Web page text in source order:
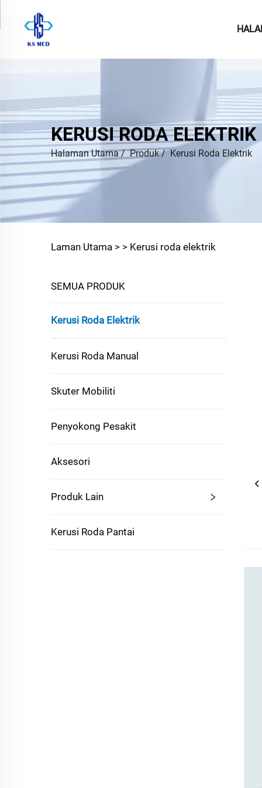
KERUSI RODA ELEKTRIK
Halaman Utama/Produk/ Kerusi Roda Elektrik
Laman Utama > > Kerusi roda elektrik
SEMUA PRODUK
Kerusi Roda Elektrik
Kerusi Roda Manual
Skuter Mobiliti
Penyokong Pesakit
Aksesori
Produk Lain
Kerusi Roda Pantai